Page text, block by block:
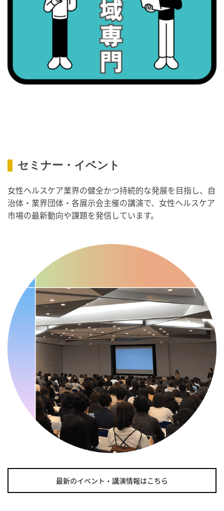
・世界アルツハイマー月間
・健康増進普及月間
・職場の健康診断実施強化月間
2026/09/08(火)
・がん征圧月間
・よくばり脱毛の日
2026/09/09(水)
・がん征圧月間
・世界アルツハイマー月間
・職場の健康診断実施強化月間
・人口内耳の日
・骨盤臓器脱 克服の日
2026/09/10(木)
・がん征圧月間
・世界アルツハイマー月間
・健康増進普及月間
・歯ヂカラ探究月間
・職場の健康診断実施強化月間
・自殺予防週間
・世界自殺予防デー
・日本骨髄増殖性腫瘍の日
・知的障害者愛護デー
2026/09/11(金)
・がん征圧月間
セミナー・イベント
女性ヘルスケア業界の健全かつ持続的な発展を目指し、自
治体・業界団体・各展示会主催の講演で、女性ヘルスケア
市場の最新動向や課題を発信しています。
最新のイベント・講演情報はこちら